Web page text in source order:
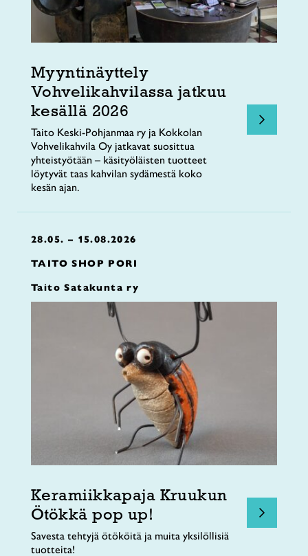
Myyntinäyttely
Vohvelikahvilassa jatkuu
kesällä 2026
Taito Keski-Pohjanmaa ry ja Kokkolan
Vohvelikahvila Oy jatkavat suosittua
yhteistyötään – käsityöläisten tuotteet
löytyvät taas kahvilan sydämestä koko
kesän ajan.
28.05. – 15.08.2026
TAITO SHOP PORI
Taito Satakunta ry
Keramiikkapaja Kruukun
Ötökkä pop up!
Savesta tehtyjä ötököitä ja muita yksilöllisiä
tuotteita!